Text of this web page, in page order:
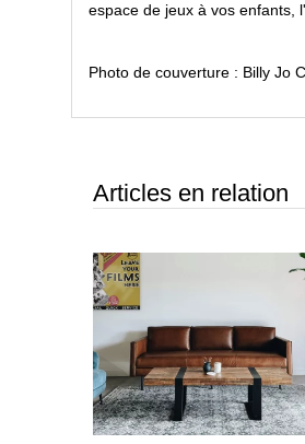
espace de jeux à vos enfants,
Photo de couverture : Billy Jo
Articles en relation